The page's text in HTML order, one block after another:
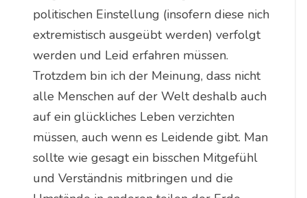
politischen Einstellung (insofern diese nich
extremistisch ausgeübt werden) verfolgt
werden und Leid erfahren müssen.
Trotzdem bin ich der Meinung, dass nicht
alle Menschen auf der Welt deshalb auch
auf ein glückliches Leben verzichten
müssen, auch wenn es Leidende gibt. Man
sollte wie gesagt ein bisschen Mitgefühl
und Verständnis mitbringen und die